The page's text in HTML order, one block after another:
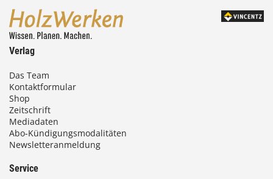
Verlag
Das Team
Kontaktformular
Shop
Zeitschrift
Mediadaten
Abo-Kündigungsmodalitäten
Newsletteranmeldung
Service